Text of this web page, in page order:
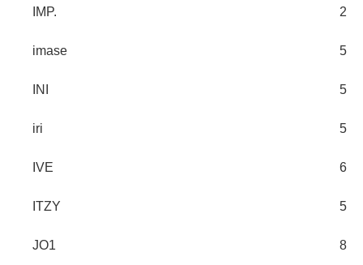
IMP. 2
imase 5
INI 5
iri 5
IVE 6
ITZY 5
JO1 8